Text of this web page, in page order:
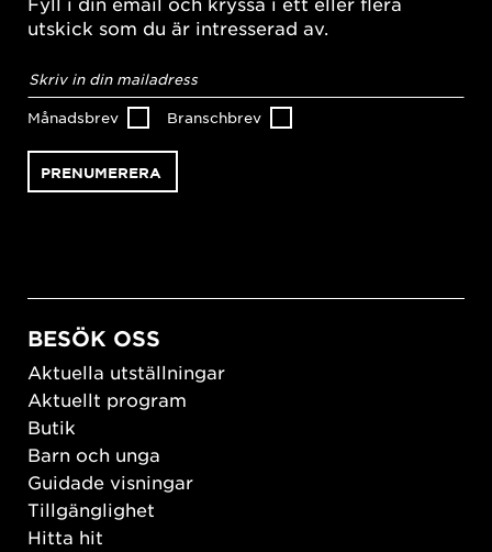
utskick som du är intresserad av.
postadress*
Månadsbrev Branschbrev
BESÖK OSS
Aktuella utställningar
Aktuellt program
Butik
Barn och unga
Guidade visningar
Tillgänglighet
Hitta hit